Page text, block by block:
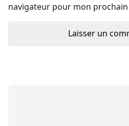
navigateur pour mon